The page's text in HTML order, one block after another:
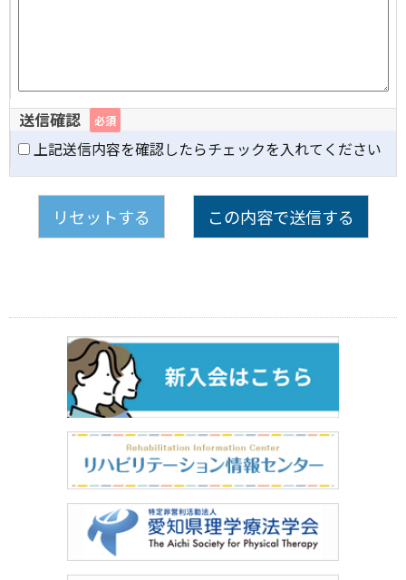
送信確認 必須
上記送信内容を確認したらチェックを入れてください